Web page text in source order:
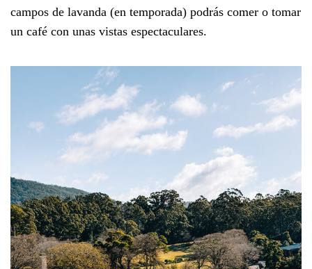
campos de lavanda (en temporada) podrás comer o tomar
un café con unas vistas espectaculares.